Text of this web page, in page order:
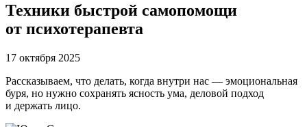
Техники быстрой самопомощи
от психотерапевта
17 октября 2025
Рассказываем, что делать, когда внутри нас — эмоциональная
буря, но нужно сохранять ясность ума, деловой подход
и держать лицо.